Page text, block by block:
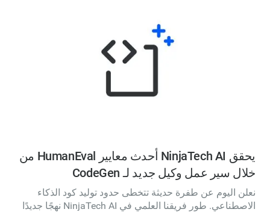
يحقق NinjaTech AI أحدث معايير HumanEval من
خلال سير عمل وكيل جديد لـ CodeGen
نعلن اليوم عن طفرة حديثة تتخطى حدود توليد كود الذكاء
الاصطناعي. طور فريقنا العلمي في NinjaTech AI نهجًا جديدًا